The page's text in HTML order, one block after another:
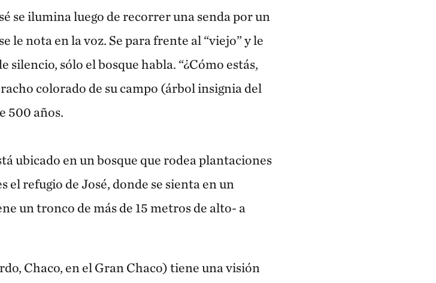
se ilumina luego de recorrer una senda por un
le nota en la voz. Se para frente al “viejo” y le
silencio, sólo el bosque habla. “¿Cómo estás,
colorado de su campo (árbol insignia del
500 años.
ubicado en un bosque que rodea plantaciones
el refugio de José, donde se sienta en un
un tronco de más de 15 metros de alto- a
Chaco, en el Gran Chaco) tiene una visión